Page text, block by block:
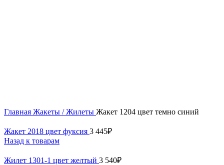
Главная Жакеты / Жилеты Жакет 1204 цвет темно синий
Жакет 2018 цвет фуксия 3 445₽
Назад к товарам
Жилет 1301-1 цвет желтый 3 540₽